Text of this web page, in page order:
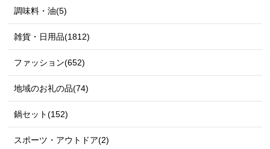
調味料・油(5)
雑貨・日用品(1812)
ファッション(652)
地域のお礼の品(74)
鍋セット(152)
スポーツ・アウトドア(2)